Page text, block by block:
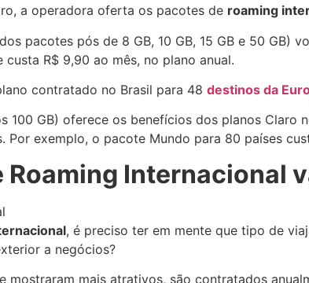
a operadora oferta os pacotes de roaming
pacotes pós de 8 GB, 10 GB, 15 GB e 50 GB)
custa R$ 9,90 ao mês, no plano anual.
contratado no Brasil para 48 destinos da
100 GB) oferece os benefícios dos planos
exemplo, o pacote Mundo para 80 países
Internacional
, é preciso ter em mente que tipo de
a negócios?
mostraram mais atrativos, são contratados